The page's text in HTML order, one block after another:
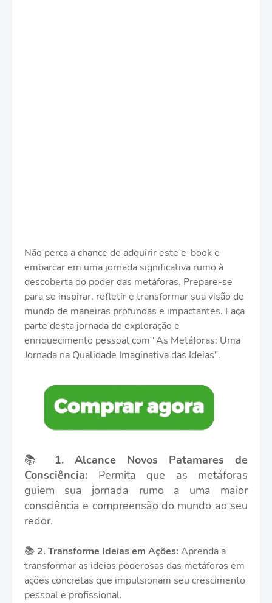
Não perca a chance de adquirir este e-book e
embarcar em uma jornada significativa rumo à
descoberta do poder das metáforas. Prepare-se
para se inspirar, refletir e transformar sua visão de
mundo de maneiras profundas e impactantes. Faça
parte desta jornada de exploração e
enriquecimento pessoal com "As Metáforas: Uma
Jornada na Qualidade Imaginativa das Ideias".
📚 1.
Alcance Novos Patamares de
Consciência: Permita que as metáforas
guiem sua jornada rumo a uma maior
consciência e compreensão do mundo ao seu
redor.
📚 2. Transforme Ideias em Ações: Aprenda a
transformar as ideias poderosas das metáforas em
ações concretas que impulsionam seu crescimento
pessoal e profissional.